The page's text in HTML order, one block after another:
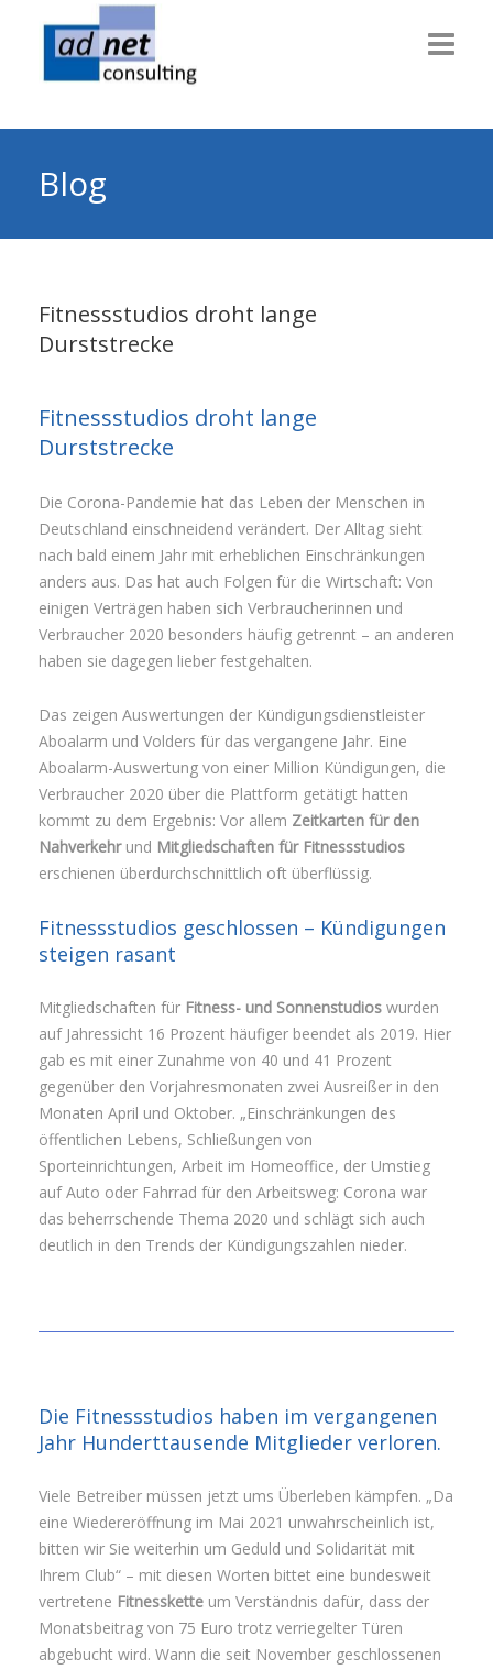
Dienstleiter
Info & News
Über uns
Blog
Fitnessstudios droht lange
Durststrecke
Fitnessstudios droht lange
Durststrecke
Die Corona-Pandemie hat das Leben der Menschen in
Deutschland einschneidend verändert. Der Alltag sieht
nach bald einem Jahr mit erheblichen Einschränkungen
anders aus. Das hat auch Folgen für die Wirtschaft: Von
einigen Verträgen haben sich Verbraucherinnen und
Verbraucher 2020 besonders häufig getrennt – an anderen
haben sie dagegen lieber festgehalten.
Das zeigen Auswertungen der Kündigungsdienstleister
Aboalarm und Volders für das vergangene Jahr. Eine
Aboalarm-Auswertung von einer Million Kündigungen, die
Verbraucher 2020 über die Plattform getätigt hatten
kommt zu dem Ergebnis: Vor allem Zeitkarten für den
Nahverkehrund Mitgliedschaften für Fitnessstudios
erschienen überdurchschnittlich oft überflüssig.
Fitnessstudios geschlossen – Kündigungen
steigen rasant
Mitgliedschaften für Fitness- und Sonnenstudios wurden
auf Jahressicht 16 Prozent häufiger beendet als 2019. Hier
gab es mit einer Zunahme von 40 und 41 Prozent
gegenüber den Vorjahresmonaten zwei Ausreißer in den
Monaten April und Oktober. „Einschränkungen des
öffentlichen Lebens, Schließungen von
Sporteinrichtungen, Arbeit im Homeoffice, der Umstieg
auf Auto oder Fahrrad für den Arbeitsweg: Corona war
das beherrschende Thema 2020 und schlägt sich auch
deutlich in den Trends der Kündigungszahlen nieder.
Die Fitnessstudios haben im vergangenen
Jahr Hunderttausende Mitglieder verloren.
Viele Betreiber müssen jetzt ums Überleben kämpfen. „Da
eine Wiedereröffnung im Mai 2021 unwahrscheinlich ist,
bitten wir Sie weiterhin um Geduld und Solidarität mit
Ihrem Club“ – mit diesen Worten bittet eine bundesweit
vertretene Fitnesskette um Verständnis dafür, dass der
Monatsbeitrag von 75 Euro trotz verriegelter Türen
abgebucht wird. Wann die seit November geschlossenen